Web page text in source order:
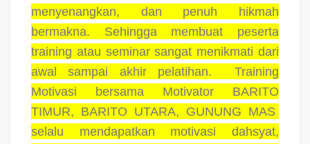
menyenangkan, dan penuh hikmah
bermakna. Sehingga membuat peserta
training atau seminar sangat menikmati dari
awal sampai akhir pelatihan.
Training
Motivasi bersama Motivator BARITO
TIMUR, BARITO UTARA, GUNUNG MAS
selalu mendapatkan motivasi dahsyat,